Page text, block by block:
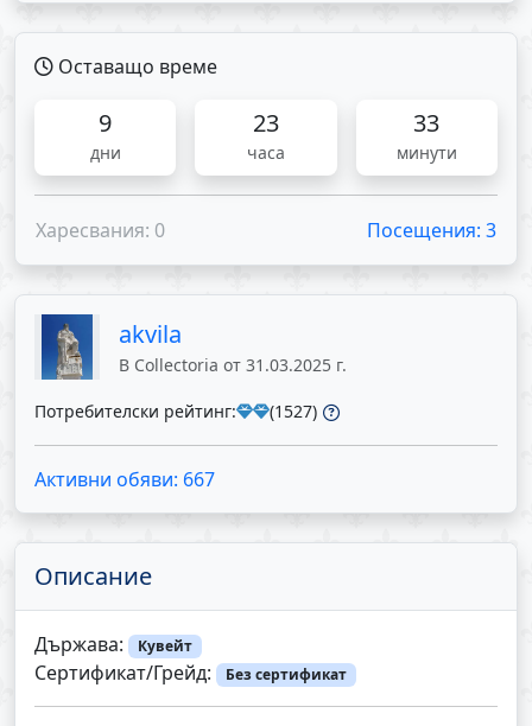
Оставащо време
9
дни
23
часа
33
минути
Харесвания: 0 Посещения: 3
akvila
В Collectoria от 31.03.2025 г.
Потребителски рейтинг: (1527)
Активни обяви: 667
Описание
Държава: Кувейт
Сертификат/Грейд: Без сертификат